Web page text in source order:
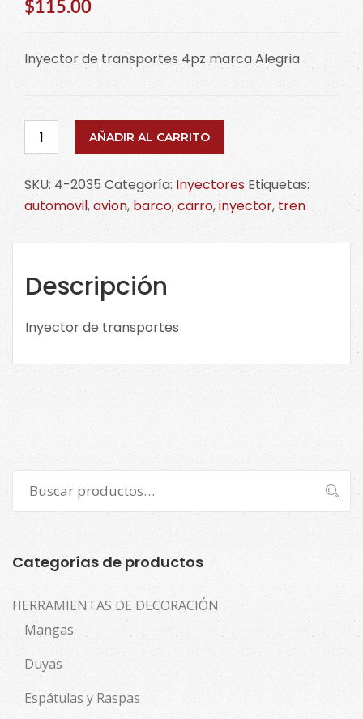
$115.00
Inyector de transportes 4pz marca Alegria
Inyector
transportes
4-
2035
cantidad
AÑADIR AL CARRITO
SKU: 4-2035 Categoría: Inyectores Etiquetas:
automovil,avion,barco,carro,inyector, tren
Descripción
Inyector de transportes
por:
Buscar
Categorías de productos
HERRAMIENTAS DE DECORACIÓN
Mangas
Duyas
Espátulas y Raspas